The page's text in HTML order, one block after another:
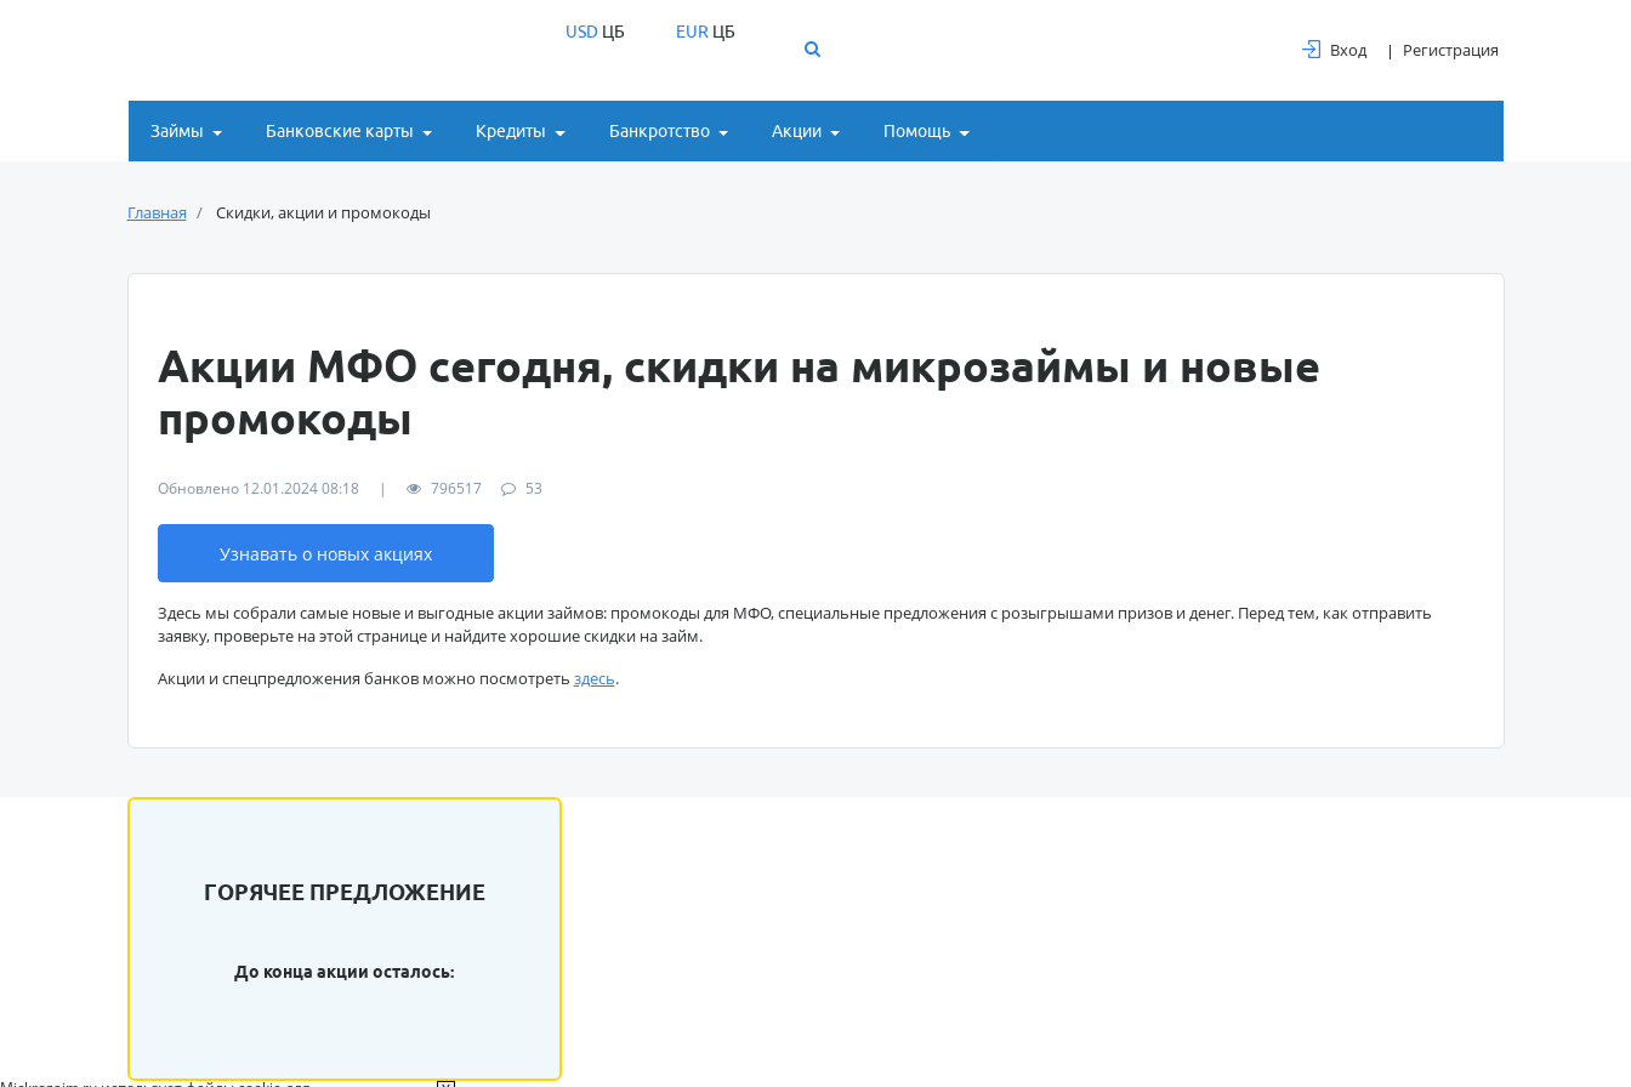
USDЦБ EUR ЦБ
Вход Регистрация
Займы Банковские карты Кредиты Банкротство Акции Помощь
Главная Скидки, акции и промокоды
Акции МФО сегодня, скидки на микрозаймы и новые
промокоды
Обновлено 12.01.2024 08:18 | 796517 53
Узнавать о новых акциях
Здесь мы собрали самые новые и выгодные акции займов: промокоды для МФО, специальные предложения с розыгрышами призов и денег. Перед тем, как отправить
заявку, проверьте на этой странице и найдите хорошие скидки на займ.
Акции и спецпредложения банков можно посмотреть здесь.
ГОРЯЧЕЕ ПРЕДЛОЖЕНИЕ
До конца акции осталось: